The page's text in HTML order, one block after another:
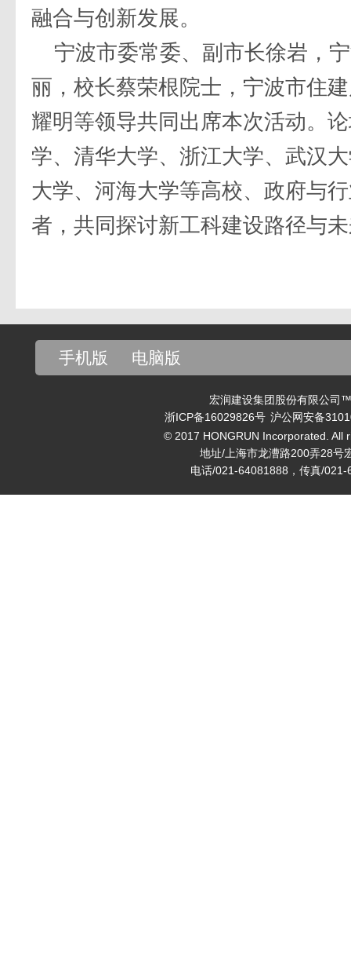
融合与创新发展。
宁波市委常委、副市长徐岩，
丽，校长蔡荣根院士，宁波市住
耀明等领导共同出席本次活动。
学、清华大学、浙江大学、武汉
大学、河海大学等高校、政府与
者，共同探讨新工科建设路径与
手机版 电脑版
宏润建设集团股份有限公司
浙ICP备16029826号 沪公网安备
© 2017 HONGRUN Incorporated. All
地址/上海市龙漕路200弄28号
电话/021-64081888，传真/021-